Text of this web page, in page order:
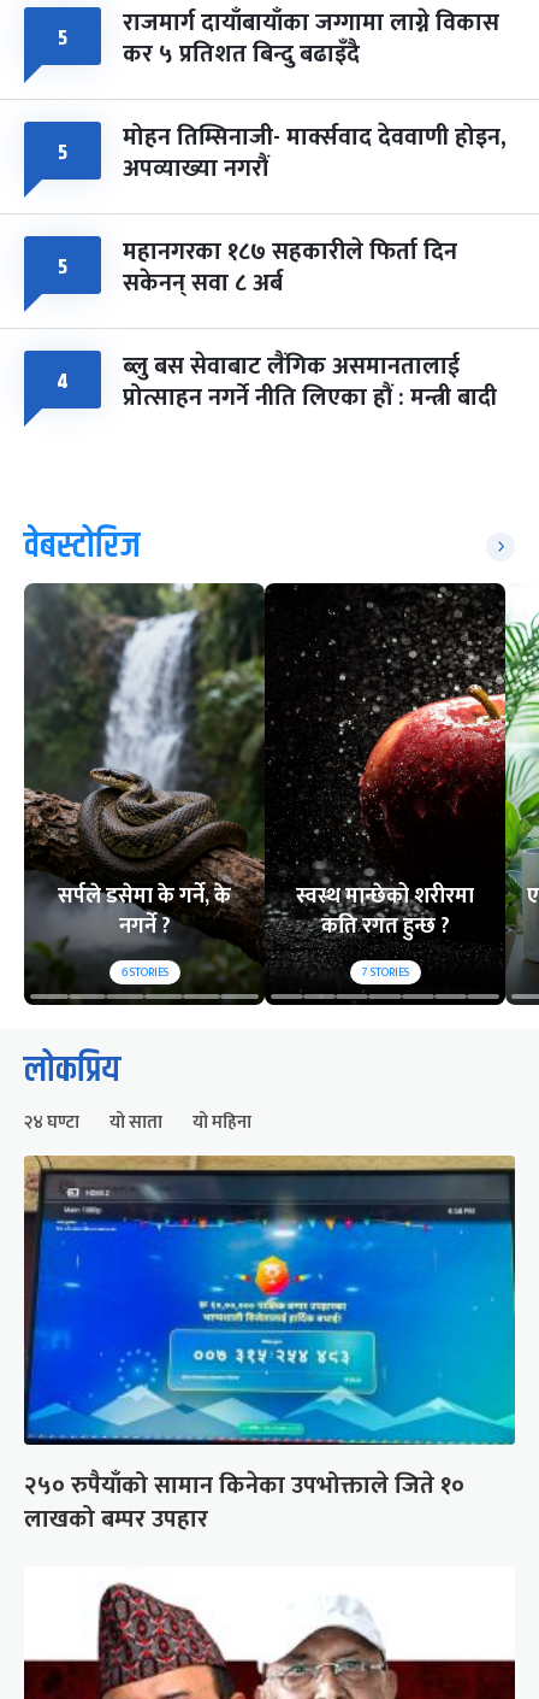
५ राजमार्ग दायाँबायाँका जग्गामा लाग्ने विकास
कर ५ प्रतिशत बिन्दु बढाइँदै
५ मोहन तिम्सिनाजी- मार्क्सवाद देववाणी होइन,
अपव्याख्या नगरौं
५ महानगरका १८७ सहकारीले फिर्ता दिन
सकेनन् सवा ८ अर्ब
४ ब्लु बस सेवाबाट लैंगिक असमानतालाई
प्रोत्साहन नगर्ने नीति लिएका हौं : मन्त्री बादी
वेबस्टोरिज
सर्पले डसेमा के गर्ने, के
नगर्ने ?
6STORIES
स्वस्थ मान्छेको शरीरमा
कति रगत हुन्छ ?
7STORIES
लोकप्रिय
२४ घण्टा यो साता यो महिना
२५० रुपैयाँको सामान किनेका उपभोक्ताले जिते १०
लाखको बम्पर उपहार